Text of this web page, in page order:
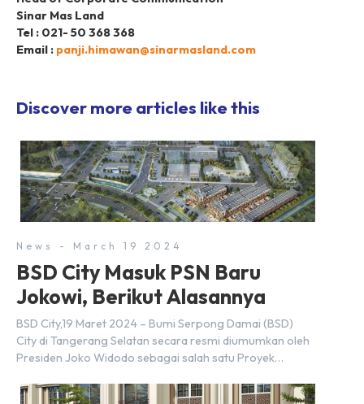
Sinar Mas Land
Tel : 021- 50 368 368
Email : panji.himawan@sinarmasland.com
Discover more articles like this
News - March 19 2024
BSD City Masuk PSN Baru
Jokowi, Berikut Alasannya
BSD City,19 Maret 2024 – Bumi Serpong Damai (BSD)
City di Tangerang Selatan secara resmi diumumkan oleh
Presiden Joko Widodo sebagai salah satu Proyek
dibuat oleh Menteri Koordinator Bidang Perekonomian,